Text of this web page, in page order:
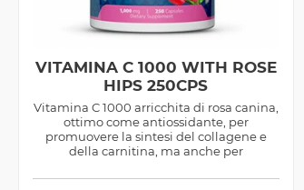
VITAMINA C 1000 WITH ROSE
HIPS 250CPS
Vitamina C 1000 arricchita di rosa canina,
ottimo come antiossidante, per
promuovere la sintesi del collagene e
della carnitina, ma anche per